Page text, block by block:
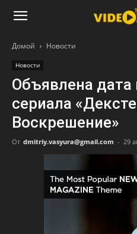
Домой Новости
Новости
Объявлена
сериала
Воскрешение»
От dmitriy.vasyura@gmail.com - 29